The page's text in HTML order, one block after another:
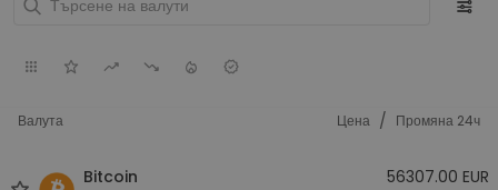
Валута Цена / Промяна 24ч
Bitcoin
56307.00 EUR